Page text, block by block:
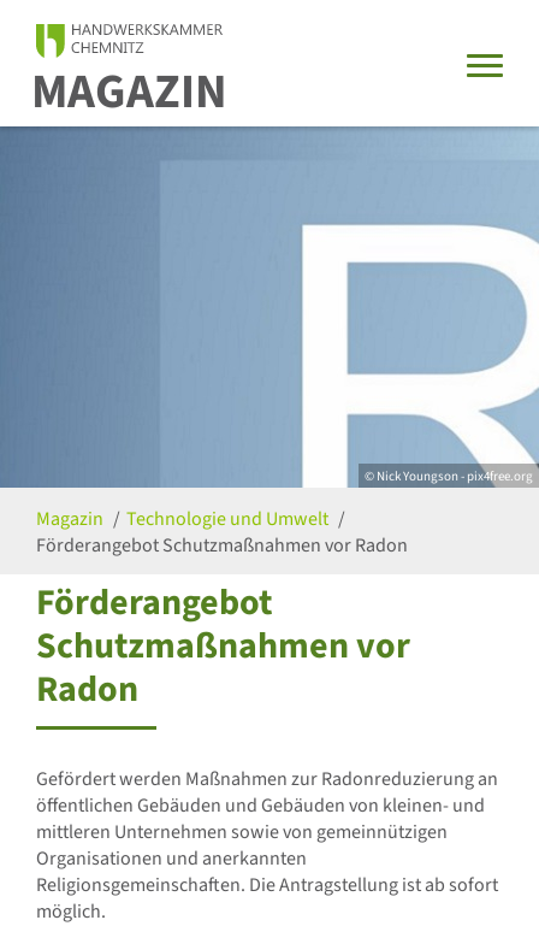
MAGAZIN
© Nick Youngson - pix4free.org
Magazin
Technologie und Umwelt
Förderangebot Schutzmaßnahmen vor Radon
Förderangebot
Schutzmaßnahmen vor
Radon
Gefördert werden Maßnahmen zur Radonreduzierung an
öffentlichen Gebäuden und Gebäuden von kleinen- und
mittleren Unternehmen sowie von gemeinnützigen
Organisationen und anerkannten
Religionsgemeinschaften. Die Antragstellung ist ab sofort
möglich.